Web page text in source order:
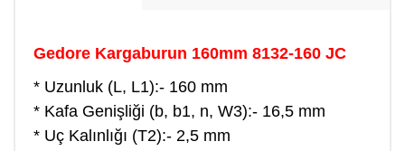
Gedore Kargaburun 160mm 8132-160 JC
* Uzunluk (L, L1):- 160 mm
* Kafa Genişliği (b, b1, n, W3):- 16,5 mm
* Uç Kalınlığı (T2):- 2,5 mm